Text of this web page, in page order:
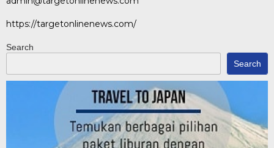
https://targetonlinenews.com/
Search
Search